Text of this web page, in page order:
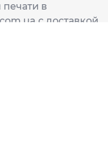
в
с доставкой